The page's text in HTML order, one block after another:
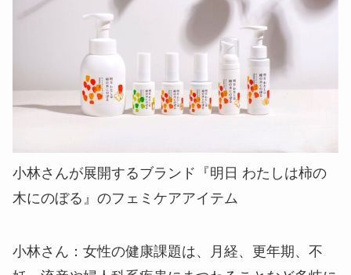
小林さんが展開するブランド『明日 わたしは柿の
木にのぼる』のフェミケアアイテム
小林さん ：女性の健康課題は、月経、更年期、不